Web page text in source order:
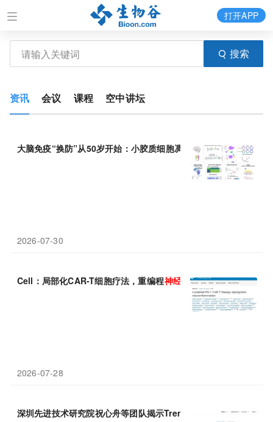
搜索
打开APP
资讯 会议 课程 空中讲坛
大脑免疫“换防”从50岁开始：小胶质细胞凋零，炎症新军登场
2026-07-30
Cell：局部化CAR-T细胞疗法，重编程神经炎症，安全精准治疗多
2026-07-28
深圳先进技术研究院祝心舟等团队揭示Trem2在脑卒中模型中通过